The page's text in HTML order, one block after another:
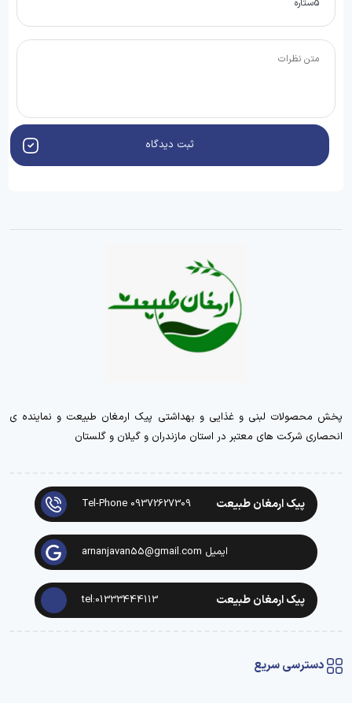
ثبت دیدگاه
پخش محصولات لبنی و غذایی و بهداشتی پیک ارمغان طبیعت و نماینده ی
انحصاری شرکت های معتبر در استان مازندران و گیلان و گلستان
پیک ارمغان طبیعت Tel-Phone 09372627309
ایمیل arnanjavan55@gmail.com
پیک ارمغان طبیعت tel:01333444113
دسترسی سریع